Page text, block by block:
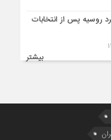
روسیه پس از انتخابات
بیشتر